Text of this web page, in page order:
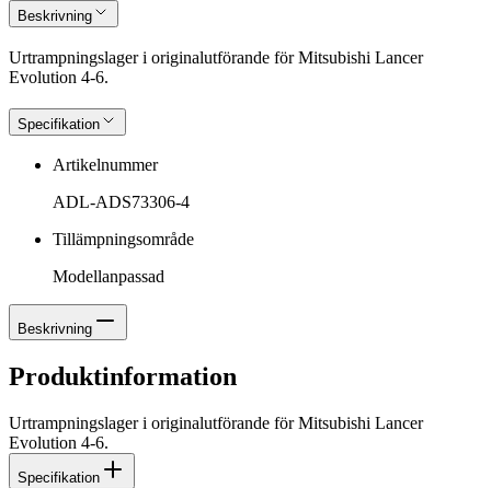
Beskrivning
Urtrampningslager i originalutförande för Mitsubishi Lancer
Evolution 4-6.
Specifikation
Artikelnummer
ADL-ADS73306-4
Tillämpningsområde
Modellanpassad
Beskrivning
Produktinformation
Urtrampningslager i originalutförande för Mitsubishi Lancer
Evolution 4-6.
Specifikation